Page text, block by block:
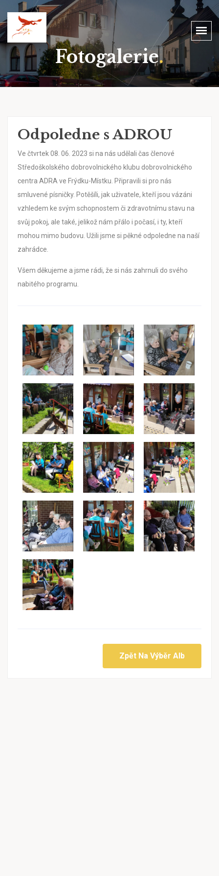
Fotogalerie.
Odpoledne s ADROU
Ve čtvrtek 08. 06. 2023 si na nás udělali čas členové
Středoškolského dobrovolnického klubu dobrovolnického
centra ADRA ve Frýdku-Místku. Připravili si pro nás
smluvené písničky. Potěšíli, jak uživatele, kteří jsou vázáni
vzhledem ke svým schopnostem či zdravotnímu stavu na
svůj pokoj, ale také, jelikož nám přálo i počasí, i ty, kteří
mohou mimo budovu. Užili jsme si pěkné odpoledne na naší
zahrádce.
Všem děkujeme a jsme rádi, že si nás zahrnuli do svého
nabitého programu.
Zpět Na Výběr Alb